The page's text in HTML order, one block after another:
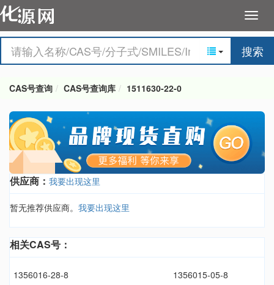
搜索
CAS号查询 CAS号查询库 1511630-22-0
供应商： 我要出现这里
暂无推荐供应商。 我要出现这里
相关CAS号：
1356016-28-8
1356015-05-8